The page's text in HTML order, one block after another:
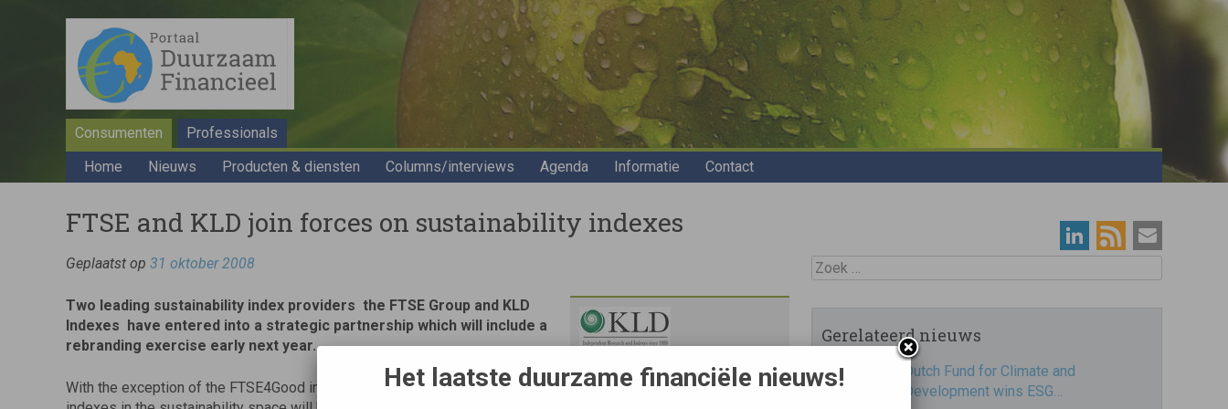
Consumenten
Professionals
Home
Nieuws Producten & diensten Columns/interviews Agenda Informatie Contact
FTSE and KLD join forces on sustainability indexes
Geplaatst op 31 oktober 2008
Bron
Two leading sustainability index providers  the FTSE Group and KLD
Indexes  have entered into a strategic partnership which will include a
rebranding exercise early next year.
With the exception of the FTSE4Good index family, all the FTSE and KLD
Zoek
Gerelateerd nieuws
Dutch Fund for Climate and
Development wins ESG…
Het laatste duurzame financiële nieuws!